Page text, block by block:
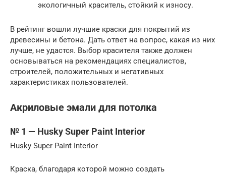
экологичный краситель, стойкий к износу.
В рейтинг вошли лучшие краски для покрытий из
древесины и бетона. Дать ответ на вопрос, какая из них
лучше, не удастся. Выбор красителя также должен
основываться на рекомендациях специалистов,
строителей, положительных и негативных
характеристиках пользователей.
Акриловые эмали для потолка
№ 1 — Husky Super Paint Interior
Husky Super Paint Interior
Краска, благодаря которой можно создать